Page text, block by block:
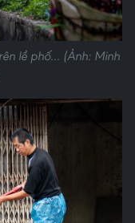
lề phố... (Ảnh: Minh